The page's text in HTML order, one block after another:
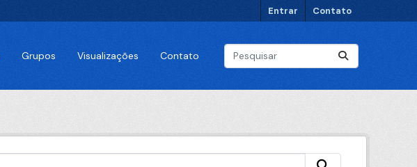
Entrar Contato
Grupos Visualizações Contato